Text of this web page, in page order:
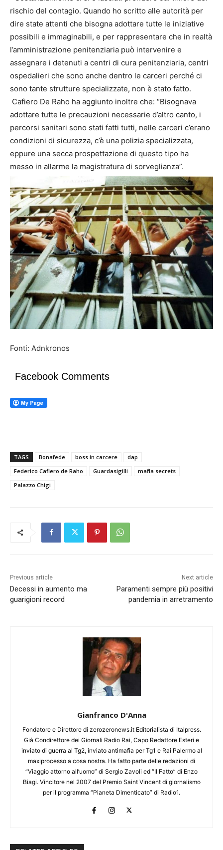
rischio del contagio. Quando ho scritto alle autorità per
dire state attenti che bisogna adottare tutte le iniziative
possibili e immaginabili, e per rappresentare che in realtà
l’amministrazione penitenziaria può intervenire e
assegnare i detenuti a centri di cura penitenziaria, centri
ospedalieri che sono anche dentro le carceri perché ci
sono tante strutture specializzate, non è stato fatto.
Cafiero De Raho ha aggiunto inoltre che: “Bisognava
adottare tutte le precauzioni necessarie d’altro canto, i
percorsi sanitari sono stati fatti tutti, nelle carceri c’erano
condizioni di sicurezza, c’è una polizia specializzata,
eppure una secca prospettazione di questo tipo ha
messo in allarme la magistratura di sorveglianza”.
Fonti: Adnkronos
Facebook Comments
TAGS Bonafede boss in carcere
dap
Federico Cafiero de Raho
Guardasigilli
mafia secrets
Palazzo Chigi
Previous article
Decessi in aumento ma
guarigioni record
Next article
Paramenti sempre più positivi
pandemia in arretramento
Gianfranco D'Anna
Fondatore e Direttore di zerozeronews.it Editorialista di Italpress.
Già Condirettore dei Giornali Radio Rai, Capo Redattore Esteri e
inviato di guerra al Tg2, inviato antimafia per Tg1 e Rai Palermo al
maxiprocesso a cosa nostra. Ha fatto parte delle redazioni di
“Viaggio attorno all’uomo” di Sergio Zavoli ed “Il Fatto” di Enzo
Biagi. Vincitore nel 2007 del Premio Saint Vincent di giornalismo
per il programma “Pianeta Dimenticato” di Radio1.